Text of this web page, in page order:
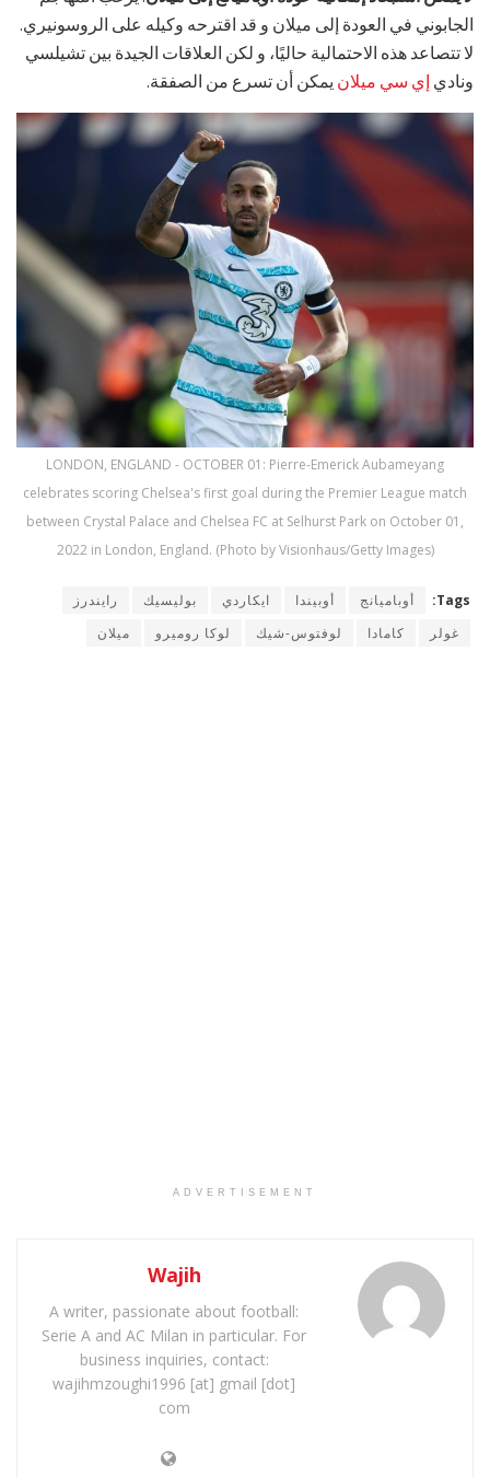
الجابوني في العودة إلى ميلان و قد اقترحه وكيله على الروسونيري.
لا تتصاعد هذه الاحتمالية حاليًا، و لكن العلاقات الجيدة بين تشيلسي
ونادي إي سي ميلان يمكن أن تسرع من الصفقة.
LONDON, ENGLAND - OCTOBER 01: Pierre-Emerick Aubameyang
celebrates scoring Chelsea's first goal during the Premier League match
between Crystal Palace and Chelsea FC at Selhurst Park on October 01,
2022 in London, England. (Photo by Visionhaus/Getty Images)
Tags: أوباميانج أوبيندا ايكاردي بوليسيك
رايندرز
غولر
كامادا لوفتوس-شيك لوكا روميرو ميلان
ADVERTISEMENT
Wajih
A writer, passionate about football:
Serie A and AC Milan in particular. For
business inquiries, contact:
wajihmzoughi1996 [at] gmail [dot]
com